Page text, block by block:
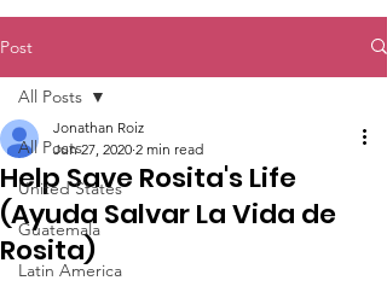
Post
All Posts
United States
Guatemala
Latin America
All Posts
Help Save Rosita's Life
(Ayuda Salvar La Vida de
Rosita)
Jonathan Roiz
Jun 27, 2020 2 min read